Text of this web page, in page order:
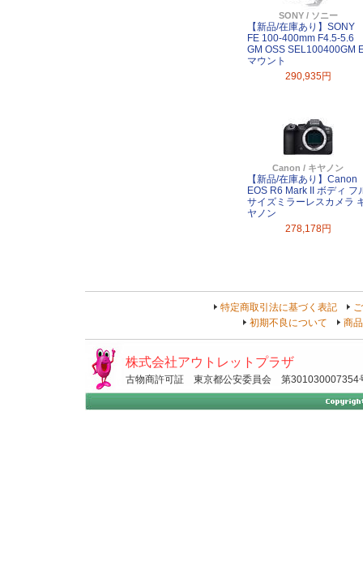
SONY / ソニー
【新品/在庫あり】SONY
FE 100-400mm F4.5-5.6
GM OSS SEL100400GM
マウント
290,935円
Canon / キヤノン
【新品/在庫あり】Canon
EOS R6 Mark II ボディ フ
サイズミラーレスカメラ
ヤノン
278,178円
特定商取引法に基づく表記
初期不良について
商
株式会社アウトレットプラザ
古物商許可証 東京都公安委員会 第301030007354